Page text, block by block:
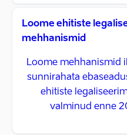
Loome ehitiste
mehhanismid
Loome mehhanismid
sunnirahata
ehitiste
valminud enne